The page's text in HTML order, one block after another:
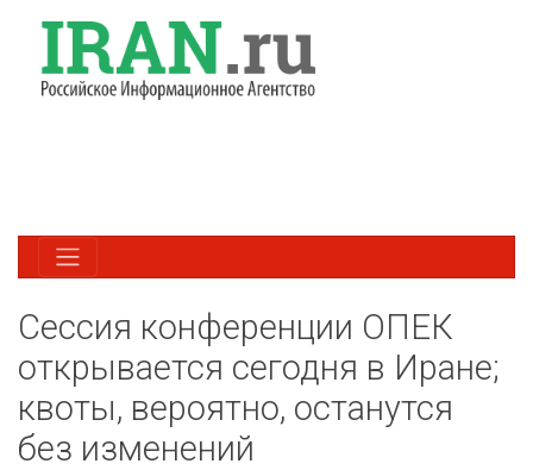
Сессия конференции ОПЕК
открывается сегодня в Иране;
квоты, вероятно, останутся
без изменений